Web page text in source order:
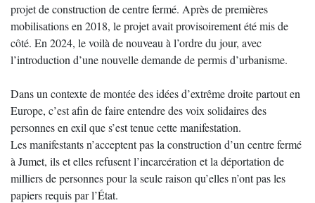
projet de construction de centre fermé. Après de premières
mobilisations en 2018, le projet avait provisoirement été mis de
côté. En 2024, le voilà de nouveau à l’ordre du jour, avec
l’introduction d’une nouvelle demande de permis d’urbanisme.
Dans un contexte de montée des idées d’extrême droite partout en
Europe, c’est afin de faire entendre des voix solidaires des
personnes en exil que s’est tenue cette manifestation.
Les manifestants n’acceptent pas la construction d’un centre fermé
à Jumet, ils et elles refusent l’incarcération et la déportation de
milliers de personnes pour la seule raison qu’elles n’ont pas les
papiers requis par l’État.